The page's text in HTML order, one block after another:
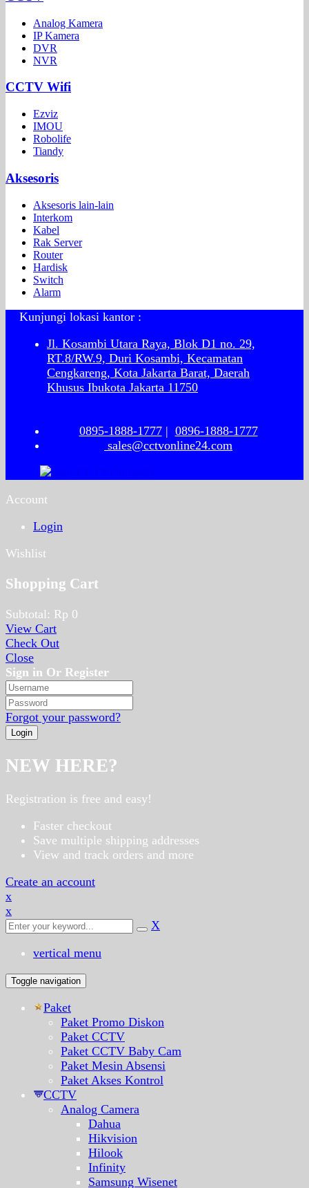
Analog Kamera
IP Kamera
DVR
NVR
CCTV Wifi
Ezviz
IMOU
Robolife
Tiandy
Aksesoris
Aksesoris lain-lain
Interkom
Kabel
Rak Server
Router
Hardisk
Switch
Alarm
Kunjungi lokasi kantor :
Jl. Kosambi Utara Raya, Blok D1 no. 29,
RT.8/RW.9, Duri Kosambi, Kecamatan
Cengkareng, Kota Jakarta Barat, Daerah
Khusus Ibukota Jakarta 11750
0895-1888-1777| 0896-1888-1777
sales@cctvonline24.com
Account
Login
Wishlist
Shopping Cart
Subtotal: Rp 0
View Cart
Check Out
Close
Sign in Or Register
Forgot your password?
NEW HERE?
Registration is free and easy!
Faster checkout
Save multiple shipping addresses
View and track orders and more
Create an account
x
x
X
vertical menu
Toggle navigation
Paket
Paket Promo Diskon
Paket CCTV
Paket CCTV Baby Cam
Paket Mesin Absensi
Paket Akses Kontrol
CCTV
Analog Camera
Dahua
Hikvision
Hilook
Infinity
Samsung Wisenet